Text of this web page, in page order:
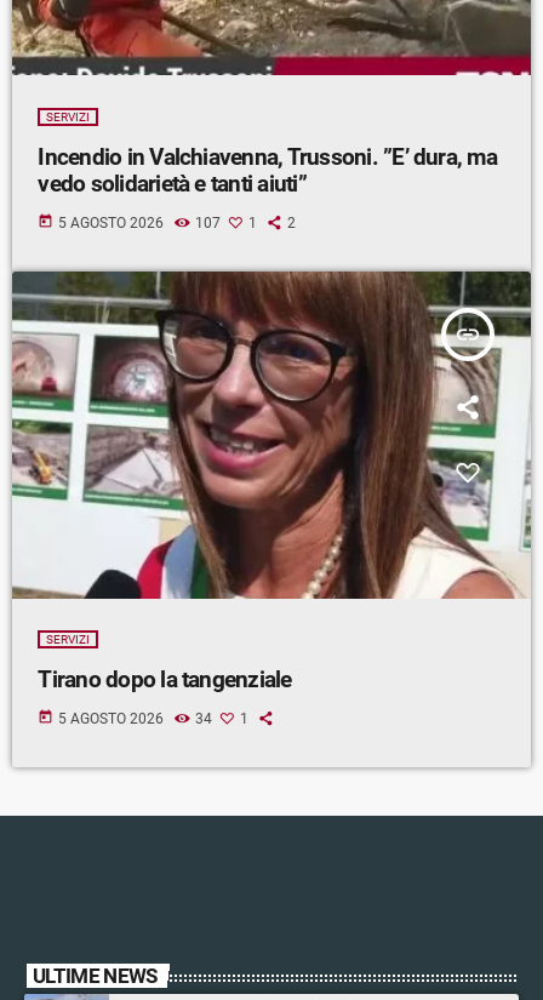
SERVIZI
Incendio in Valchiavenna, Trussoni. ”E’ dura, ma
vedo solidarietà e tanti aiuti”
today 5 AGOSTO 2026 107 1 2
insert_link
SERVIZI
Tirano dopo la tangenziale
today 5 AGOSTO 2026 34 1
ULTIME NEWS